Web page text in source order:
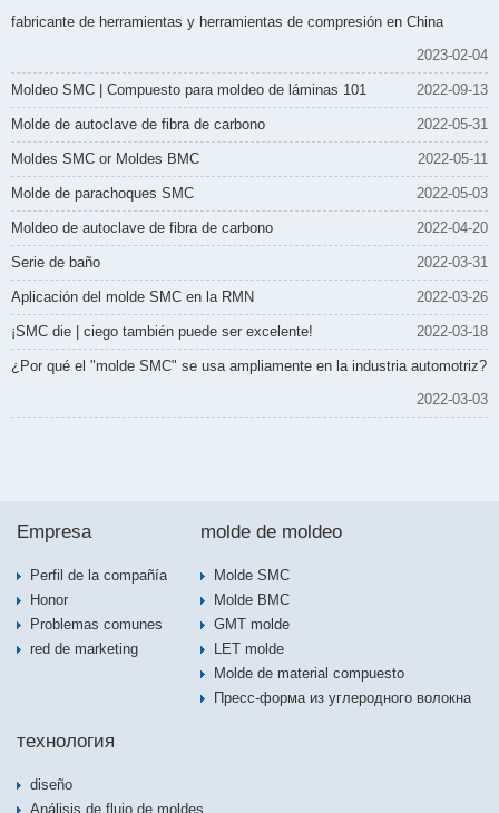
fabricante de herramientas y herramientas de compresión en China
2023-02-04
Moldeo SMC | Compuesto para moldeo de láminas 101 2022-09-13
Molde de autoclave de fibra de carbono 2022-05-31
Moldes SMC or Moldes BMC 2022-05-11
Molde de parachoques SMC 2022-05-03
Moldeo de autoclave de fibra de carbono 2022-04-20
Serie de baño 2022-03-31
Aplicación del molde SMC en la RMN 2022-03-26
¡SMC die | ciego también puede ser excelente! 2022-03-18
¿Por qué el "molde SMC" se usa ampliamente en la industria automotriz?
2022-03-03
Empresa
Perfil de la compañía
Honor
Problemas comunes
red de marketing
molde de moldeo
Molde SMC
Molde BMC
GMT molde
LET molde
Molde de material compuesto
Пресс-форма из углеродного волокна
технология
diseño
Análisis de flujo de moldes